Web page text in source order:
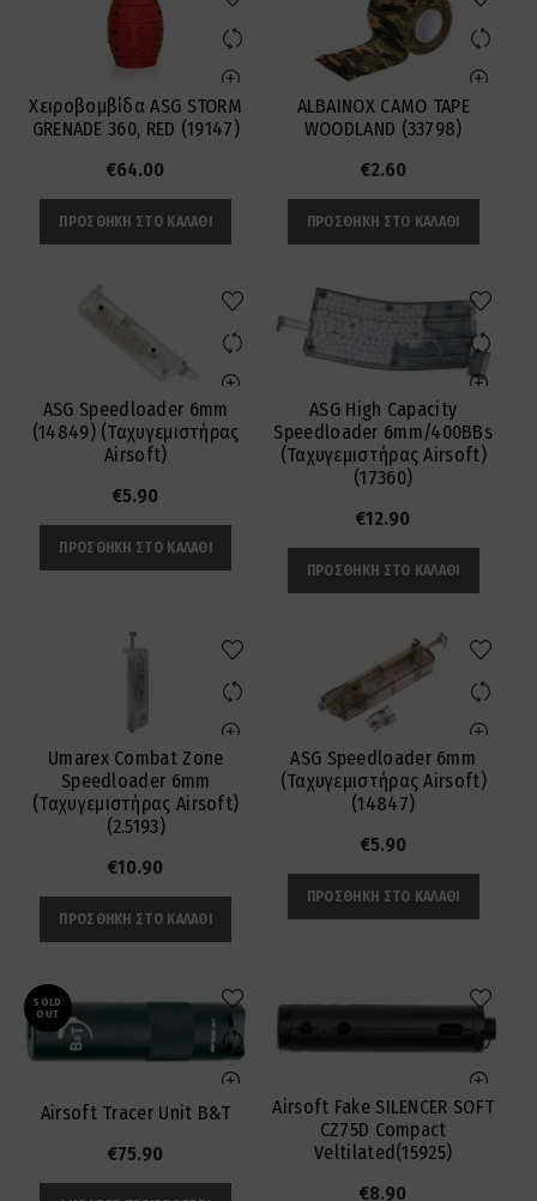
Χειροβομβίδα ASG STORM
GRENADE 360, RED (19147)
€64.00
ΠΡΟΣΘΉΚΗ ΣΤΟ ΚΑΛΆΘΙ
ALBAINOX CAMO TAPE
WOODLAND (33798)
€2.60
ΠΡΟΣΘΉΚΗ ΣΤΟ ΚΑΛΆΘΙ
ASG Speedloader 6mm
(14849) (Ταχυγεμιστήρας
Airsoft)
€5.90
ΠΡΟΣΘΉΚΗ ΣΤΟ ΚΑΛΆΘΙ
ASG High Capacity
Speedloader 6mm/400BBs
(Ταχυγεμιστήρας Airsoft)
(17360)
€12.90
ΠΡΟΣΘΉΚΗ ΣΤΟ ΚΑΛΆΘΙ
Umarex Combat Zone
Speedloader 6mm
(Ταχυγεμιστήρας Airsoft)
(2.5193)
€10.90
ΠΡΟΣΘΉΚΗ ΣΤΟ ΚΑΛΆΘΙ
ASG Speedloader 6mm
(Ταχυγεμιστήρας Airsoft)
(14847)
€5.90
ΠΡΟΣΘΉΚΗ ΣΤΟ ΚΑΛΆΘΙ
SOLD
OUT
Airsoft Tracer Unit B&T
€75.90
Airsoft Fake SILENCER SOFT
CZ75D Compact
Veltilated(15925)
€8.90